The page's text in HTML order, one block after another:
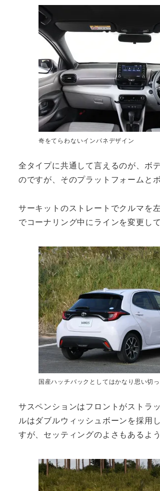
奇をてらわないインパネデザイン
全タイプに共通して言えるのが、ボ
のですが、そのプラットフォームと
サーキットのストレートでクルマを
でコーナリング中にラインを変更し
国産ハッチバックとしてはかなり思い切
サスペンションはフロントがストラ
ルはダブルウィッシュボーンを採用
すが、セッティングのよさもあるよ